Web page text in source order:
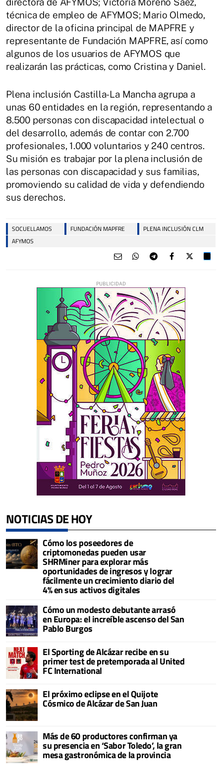
técnica de empleo de AFYMOS; Mario Olmedo,
director de la oficina principal de MAPFRE y
representante de Fundación MAPFRE, así como
algunos de los usuarios de AFYMOS que
realizarán las prácticas, como Cristina y Daniel.
Plena inclusión Castilla-La Mancha agrupa a
unas 60 entidades en la región, representando a
8.500 personas con discapacidad intelectual o
del desarrollo, además de contar con 2.700
profesionales, 1.000 voluntarios y 240 centros.
Su misión es trabajar por la plena inclusión de
las personas con discapacidad y sus familias,
promoviendo su calidad de vida y defendiendo
sus derechos.
SOCUELLAMOS FUNDACIÓN MAPFRE
PLENA INCLUSIÓN CLM
AFYMOS
NOTICIAS DE HOY
Cómo los poseedores de
criptomonedas pueden usar
SHRMiner para explorar más
oportunidades de ingresos y lograr
fácilmente un crecimiento diario del
4% en sus activos digitales
Cómo un modesto debutante arrasó
en Europa: el increíble ascenso del San
Pablo Burgos
El Sporting de Alcázar recibe en su
primer test de pretemporada al United
FC International
El próximo eclipse en el Quijote
Cósmico de Alcázar de San Juan
Más de 60 productores confirman ya
su presencia en ‘Sabor Toledo’, la gran
mesa gastronómica de la provincia